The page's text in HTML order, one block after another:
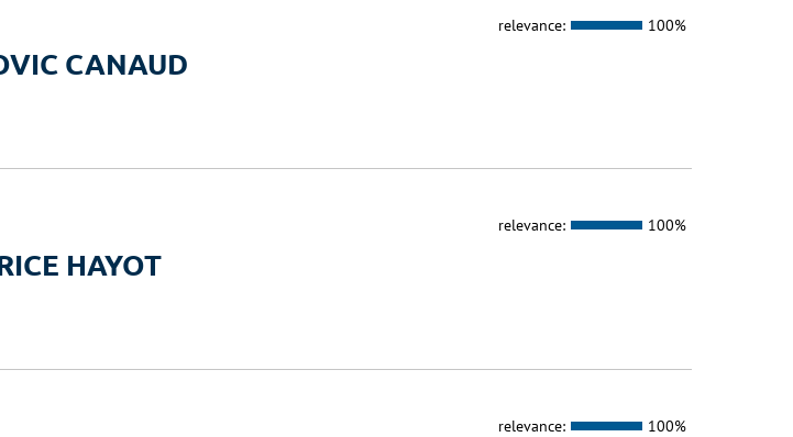
relevance: 100%
CANAUD
relevance: 100%
HAYOT
relevance: 100%